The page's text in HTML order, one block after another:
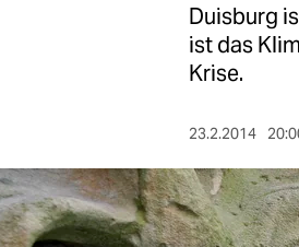
nord
wahrheit
Duisburg
ist das
Krise.
23.2.2014